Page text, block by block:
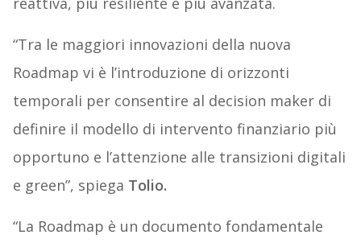
“Tra le maggiori innovazioni della nuova
Roadmap vi è l’introduzione di orizzonti
temporali per consentire al decision maker di
definire il modello di intervento finanziario più
opportuno e l’attenzione alle transizioni digitali
e green”, spiega Tolio.
“La Roadmap è un documento fondamentale